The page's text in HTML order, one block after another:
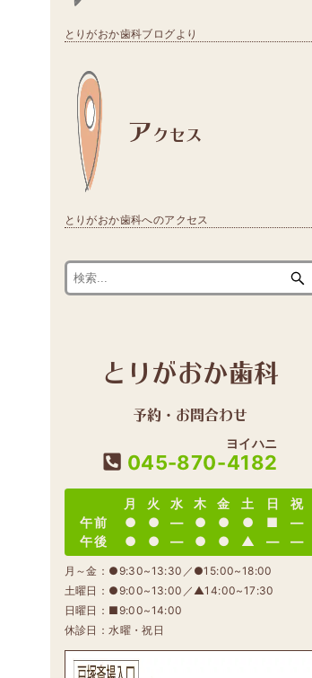
とりがおか歯科ブログより
アクセス
とりがおか歯科へのアクセス
とりがおか歯科
予約・お問合わせ
045-870-4182
ヨイハニ
月 火 水 木 金 土 日
祝
午前
● ● ― ● ● ● ■
―
午後
● ● ― ● ● ▲ ― ―
月～金：●9:30~13:30／●15:00~18:00
土曜日：●9:00~13:00／▲14:00~17:30
日曜日：■9:00~14:00
休診日：水曜・祝日